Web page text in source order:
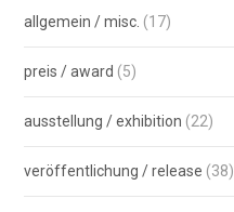
allgemein / misc. (17)
preis / award (5)
ausstellung / exhibition (22)
veröffentlichung / release (38)